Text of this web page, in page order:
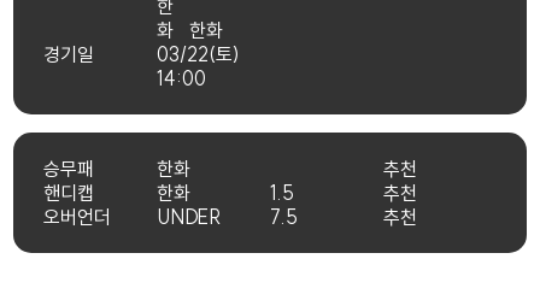
한화
경기일
03/22(토)
14:00
승무패 한화
추천
핸디캡
한화 1.5
추천
오버언더
UNDER 7.5 추천